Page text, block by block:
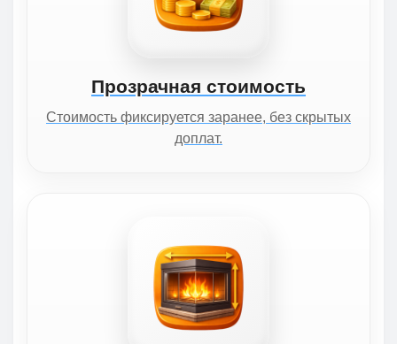
Прозрачная стоимость
Стоимость фиксируется заранее, без скрытых
доплат.